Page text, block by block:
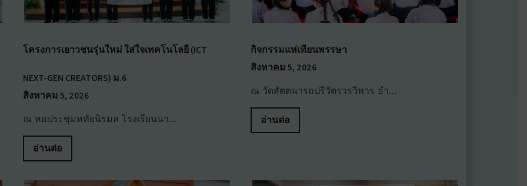
โครงการเยาวชนรุ่นใหม่ ใส่ใจเทคโนโลยี (ICT
NEXT-GEN CREATORS) ม.6
สิงหาคม 5, 2026
ณ หอประชุมหทัยนิรมล โรงเรียนนา…
อ่านต่อ
กิจกรรมแห่เทียนพรรษา
สิงหาคม 5, 2026
ณ วัดสัตตนารถปริวัตรวรวิหาร อำ…
อ่านต่อ